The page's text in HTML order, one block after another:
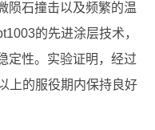
陨石撞击以及频繁的温
的先进涂层技术，
定性。实验证明，经过
上的服役期内保持良好